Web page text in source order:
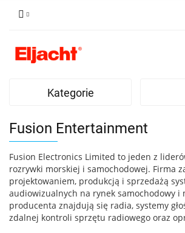
Kategorie
Fusion Entertainment
Fusion Electronics Limited to jeden z
rozrywki morskiej i samochodowej. Firma
projektowaniem, produkcją i sprzedażą
audiowizualnych na rynek samochodowy i
producenta znajdują się radia, systemy
zdalnej kontroli sprzętu radiowego oraz